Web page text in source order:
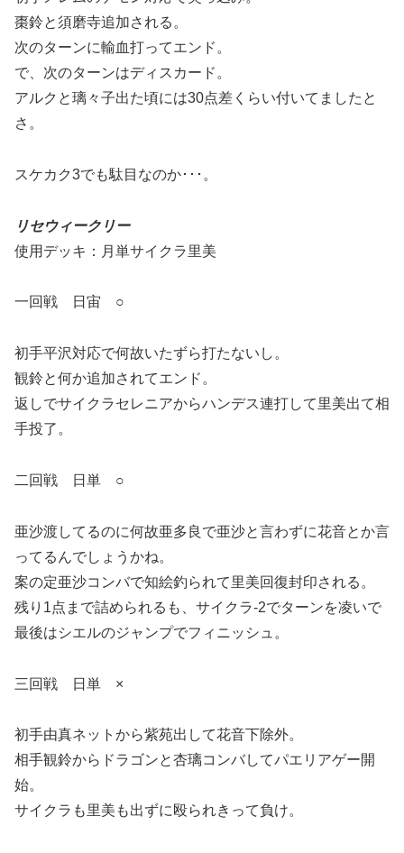
棗鈴と須磨寺追加される。
次のターンに輸血打ってエンド。
で、次のターンはディスカード。
アルクと璃々子出た頃には30点差くらい付いてましたと
さ。
スケカク3でも駄目なのか･･･。
リセウィークリー
使用デッキ：月単サイクラ里美
一回戦 日宙 ○
初手平沢対応で何故いたずら打たないし。
観鈴と何か追加されてエンド。
返しでサイクラセレニアからハンデス連打して里美出て相
手投了。
二回戦 日単 ○
亜沙渡してるのに何故亜多良で亜沙と言わずに花音とか言
ってるんでしょうかね。
案の定亜沙コンバで知絵釣られて里美回復封印される。
残り1点まで詰められるも、サイクラ-2でターンを凌いで
最後はシエルのジャンプでフィニッシュ。
三回戦 日単 ×
初手由真ネットから紫苑出して花音下除外。
相手観鈴からドラゴンと杏璃コンバしてパエリアゲー開
始。
サイクラも里美も出ずに殴られきって負け。